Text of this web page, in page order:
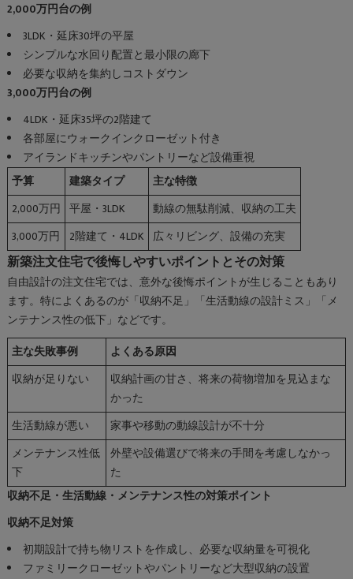
2,000万円台の例
3LDK・延床30坪の平屋
シンプルな水回り配置と最小限の廊下
必要な収納を集約しコストダウン
3,000万円台の例
4LDK・延床35坪の2階建て
各部屋にウォークインクローゼット付き
アイランドキッチンやパントリーなど設備重視
予算
建築タイプ
主な特徴
2,000万円 平屋・3LDK
動線の無駄削減、収納の工夫
3,000万円
2階建て・4LDK 広々リビング、設備の充実
新築注文住宅で後悔しやすいポイントとその対策
自由設計の注文住宅では、意外な後悔ポイントが生じることもあり
ます。特によくあるのが「収納不足」「生活動線の設計ミス」「メ
ンテナンス性の低下」などです。
主な失敗事例
よくある原因
収納が足りない
収納計画の甘さ、将来の荷物増加を見込まな
かった
生活動線が悪い
家事や移動の動線設計が不十分
メンテナンス性低
下
外壁や設備選びで将来の手間を考慮しなかっ
た
収納不足・生活動線・メンテナンス性の対策ポイント
収納不足対策
初期設計で持ち物リストを作成し、必要な収納量を可視化
ファミリークローゼットやパントリーなど大型収納の設置